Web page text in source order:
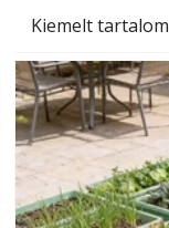
Kiemelt tartalom